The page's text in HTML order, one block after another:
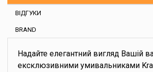
ВІДГУКИ
BRAND
Надайте елегантний вигляд Вашій
ексклюзивними умивальниками